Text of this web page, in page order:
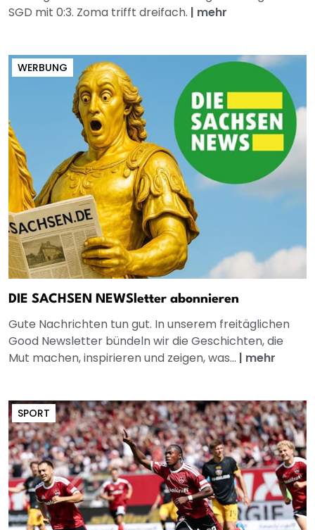
SGD mit 0:3. Zoma trifft dreifach. | mehr
WERBUNG
DIE SACHSEN NEWSletter abonnieren
Gute Nachrichten tun gut. In unserem freitäglichen
Good Newsletter bündeln wir die Geschichten, die
Mut machen, inspirieren und zeigen, was... | mehr
SPORT